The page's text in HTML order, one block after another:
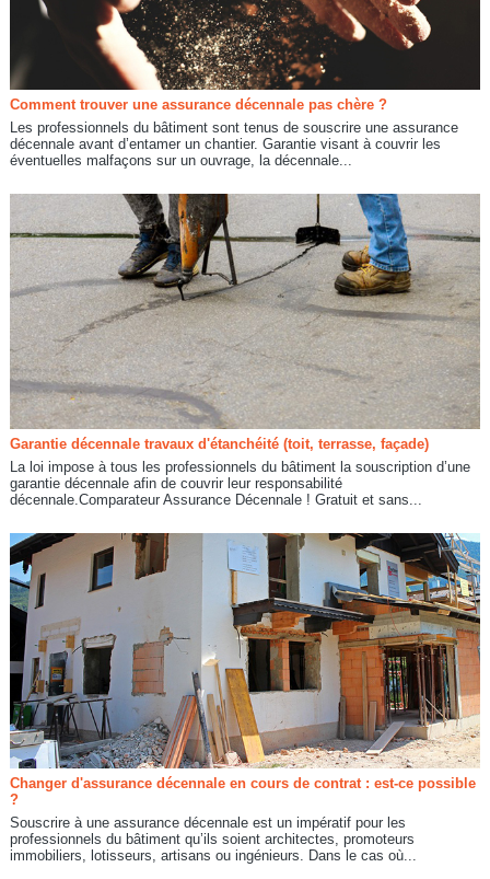
Comment trouver une assurance décennale pas chère ?
Les professionnels du bâtiment sont tenus de souscrire une assurance
décennale avant d’entamer un chantier. Garantie visant à couvrir les
éventuelles malfaçons sur un ouvrage, la décennale...
Garantie décennale travaux d'étanchéité (toit, terrasse, façade)
La loi impose à tous les professionnels du bâtiment la souscription d’une
garantie décennale afin de couvrir leur responsabilité
décennale.Comparateur Assurance Décennale ! Gratuit et sans...
Changer d'assurance décennale en cours de contrat : est-ce possible
?
Souscrire à une assurance décennale est un impératif pour les
professionnels du bâtiment qu’ils soient architectes, promoteurs
immobiliers, lotisseurs, artisans ou ingénieurs. Dans le cas où...